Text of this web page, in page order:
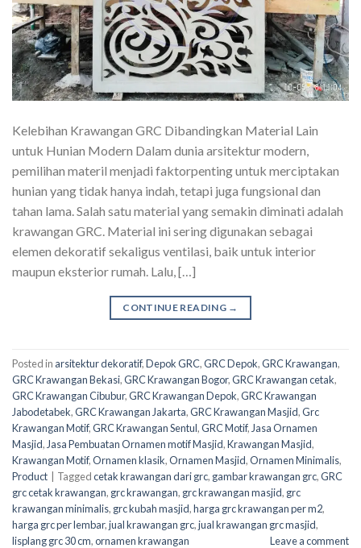
Kelebihan Krawangan GRC Dibandingkan Material Lain
untuk Hunian Modern Dalam dunia arsitektur modern,
pemilihan materil menjadi faktorpenting untuk merciptakan
hunian yang tidak hanya indah, tetapi juga fungsional dan
tahan lama. Salah satu material yang semakin diminati adalah
krawangan GRC. Material ini sering digunakan sebagai
elemen dekoratif sekaligus ventilasi, baik untuk interior
maupun eksterior rumah. Lalu, […]
CONTINUE READING →
Posted in arsitektur dekoratif,Depok GRC,GRC Depok,GRC Krawangan,
GRC Krawangan Bekasi,GRC Krawangan Bogor,GRC Krawangan cetak,
GRC Krawangan Cibubur,GRC Krawangan Depok,GRC Krawangan
Jabodetabek,GRC Krawangan Jakarta,GRC Krawangan Masjid,Grc
Krawangan Motif,GRC Krawangan Sentul,GRC Motif, Jasa Ornamen
Masjid, Jasa Pembuatan Ornamen motif Masjid,Krawangan Masjid,
Krawangan Motif,Ornamen klasik,Ornamen Masjid,Ornamen Minimalis,
Product
Taggedcetak krawangan dari grc, gambar krawangan grc,GRC
grc cetak krawangan, grc krawangan, grc krawangan masjid, grc
krawangan minimalis, grc kubah masjid,harga grc krawangan per m2,
harga grc per lembar,jual krawangan grc,jual krawangan grc masjid,
lisplang grc 30 cm,ornamen krawangan Leave a comment